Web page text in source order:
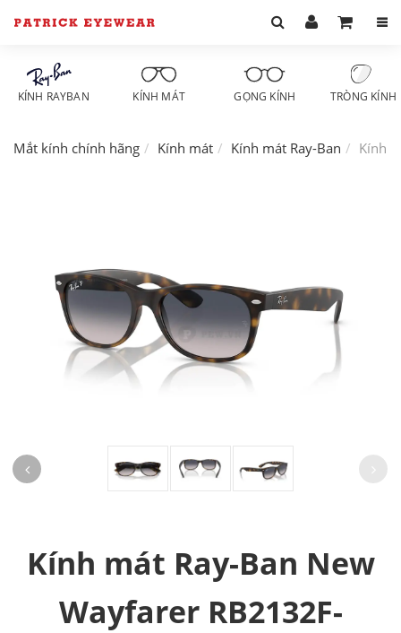
KÍNH RAYBAN KÍNH MÁT GỌNG KÍNH TRÒNG KÍNH
Mắt kính chính hãng Kính mát Kính mát Ray-Ban Kính
Kính mát Ray-Ban New
Wayfarer RB2132F-